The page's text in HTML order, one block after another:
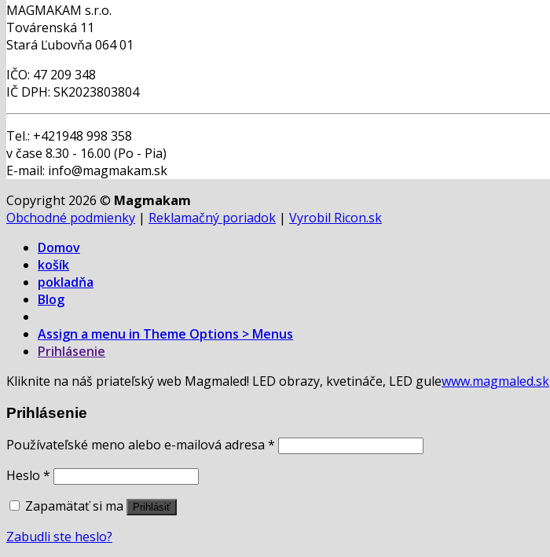
MAGMAKAM s.r.o.
Továrenská 11
Stará Ľubovňa 064 01
IČO: 47 209 348
IČ DPH: SK2023803804
Tel.: +421948 998 358
v čase 8.30 - 16.00 (Po - Pia)
E-mail: info@magmakam.sk
Copyright 2026 © Magmakam
Obchodné podmienky | Reklamačný poriadok | Vyrobil Ricon.sk
Domov
košík
pokladňa
Blog
Assign a menu in Theme Options > Menus
Prihlásenie
Kliknite na náš priateľský web Magmaled! LED obrazy, kvetináče, LED gulewww.magmaled.sk
Prihlásenie
Používateľské meno alebo e-mailová adresa *
Heslo *
Zapamätať si ma
Prihlásiť
Zabudli ste heslo?